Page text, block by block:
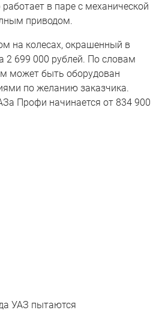
в паре с механической
приводом.
на колесах, окрашенный в
2 699 000 рублей. По словам
может быть оборудован
по желанию заказчика.
Профи начинается от 834 900
УАЗ пытаются